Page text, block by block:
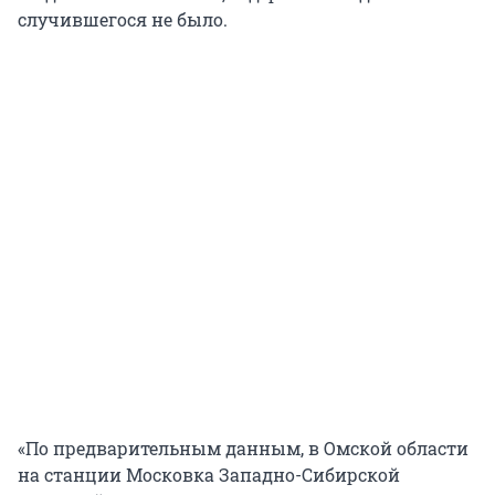
случившегося не было.
«По предварительным данным, в Омской области
на станции Московка Западно-Сибирской